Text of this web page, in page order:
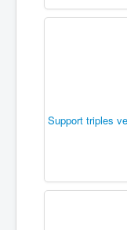
Support triples